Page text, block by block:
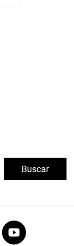
Youtube